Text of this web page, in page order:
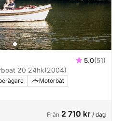
5.0(51)
Motorbåt Interboat Interboat 20 24hk(2004)
Motorbåt
Från 2 710 kr / dag